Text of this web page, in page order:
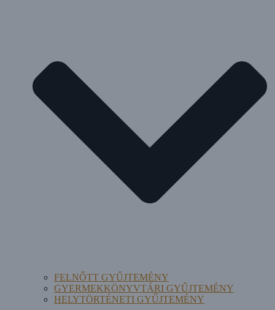
FELNŐTT GYŰJTEMÉNY
GYERMEKKÖNYVTÁRI GYŰJTEMÉNY
HELYTÖRTÉNETI GYŰJTEMÉNY